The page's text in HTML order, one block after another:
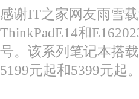
感谢IT之家网友雨雪
ThinkPadE14和
号。该系列笔记本搭
5199元起和5399元起